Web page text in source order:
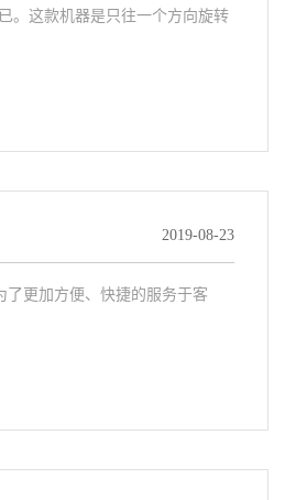
。这款机器是只往一个方向旋转
2019-08-23
更加方便、快捷的服务于客